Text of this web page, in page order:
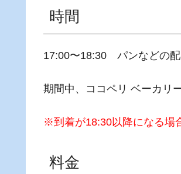
時間
17:00〜18:30 パンなどの
期間中、ココペリ ベーカリ
※到着が18:30以降になる場
料金